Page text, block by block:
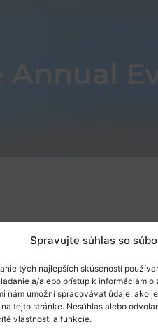
Spravujte súhlas so
tých najlepších skúseností
a/alebo prístup k informáciám o
nám umožní spracovávať údaje, ako
tejto stránke. Nesúhlas alebo
vlastnosti a funkcie.
Annual
nanoBasque